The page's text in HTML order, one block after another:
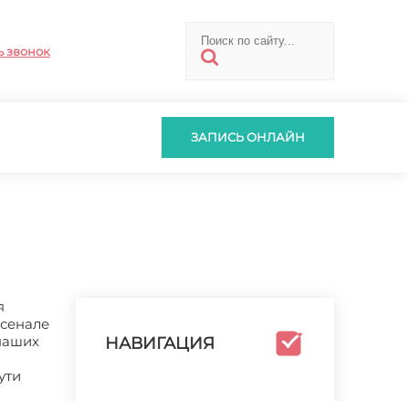
звонок
ЗАПИСЬ ОНЛАЙН
НАВИГАЦИЯ